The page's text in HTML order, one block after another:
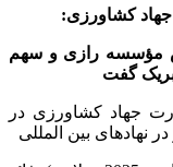
جهاد کشاورزی:
مؤسسه رازی و سهم
گفت